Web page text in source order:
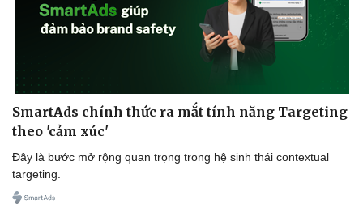
SmartAds chính thức ra mắt tính năng Targeting
theo 'cảm xúc'
Đây là bước mở rộng quan trọng trong hệ sinh thái contextual
targeting.